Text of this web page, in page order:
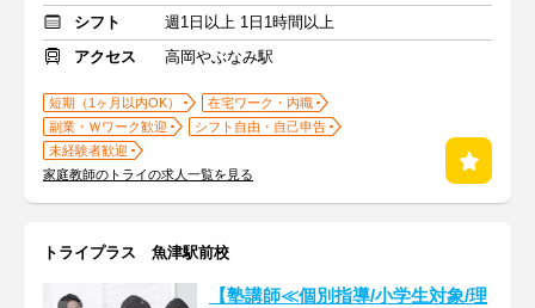
シフト
週1日以上 1日1時間以上
アクセス
高岡やぶなみ駅
短期（1ヶ月以内OK）
在宅ワーク・内職
副業・Ｗワーク歓迎
シフト自由・自己申告
未経験者歓迎
家庭教師のトライの求人一覧を見る
トライプラス 魚津駅前校
【塾講師≪個別指導/小学生対象/理